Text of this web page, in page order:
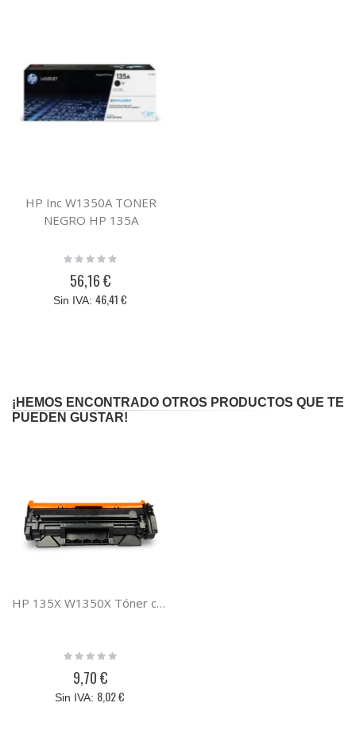
HP Inc W1350A TONER
NEGRO HP 135A
Rating:
56,16 €
46,41 €
¡HEMOS ENCONTRADO OTROS PRODUCTOS QUE TE
PUEDEN GUSTAR!
HP 135X W1350X Tóner compatible BARATO
Rating:
9,70 €
8,02 €